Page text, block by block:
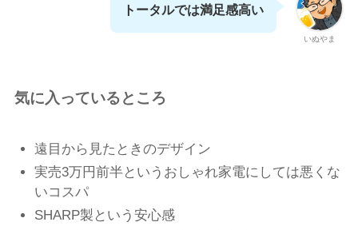
いぬやま
トータルでは満足感高い
気に入っているところ
遠目から見たときのデザイン
実売3万円前半というおしゃれ家電にしては悪くな
いコスパ
SHARP製という安心感